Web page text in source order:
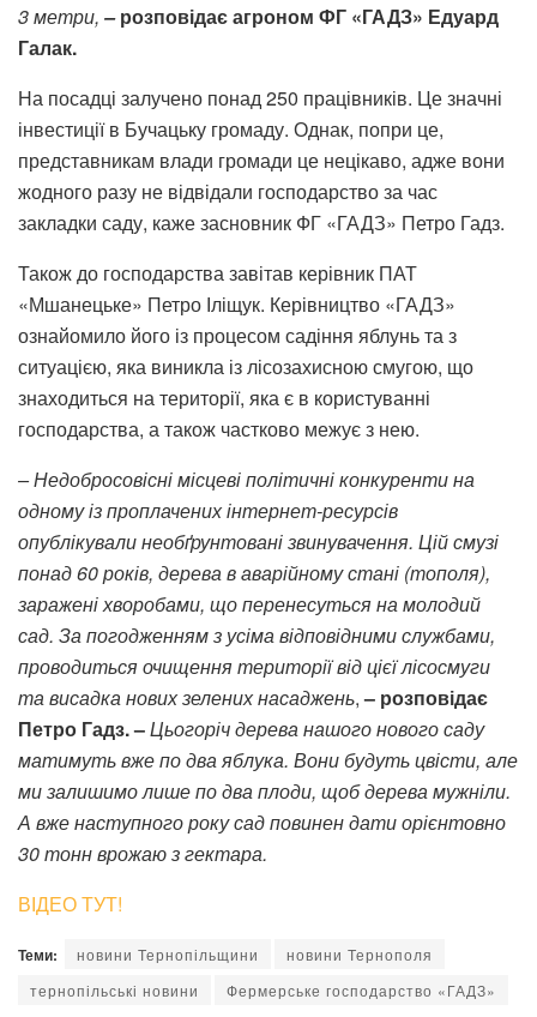
3 метри, –розповідає агроном ФГ «ГАДЗ» Едуард
Галак.
На посадці залучено понад 250 працівників. Це значні
інвестиції в Бучацьку громаду. Однак, попри це,
представникам влади громади це нецікаво, адже вони
жодного разу не відвідали господарство за час
закладки саду, каже засновник ФГ «ГАДЗ» Петро Гадз.
Також до господарства завітав керівник ПАТ
«Мшанецьке» Петро Іліщук. Керівництво «ГАДЗ»
ознайомило його із процесом садіння яблунь та з
ситуацією, яка виникла із лісозахисною смугою, що
знаходиться на території, яка є в користуванні
господарства, а також частково межує з нею.
– Недобросовісні місцеві політичні конкуренти на
одному із проплачених інтернет-ресурсів
опублікували необґрунтовані звинувачення. Цій смузі
понад 60 років, дерева в аварійному стані (тополя),
заражені хворобами, що перенесуться на молодий
сад. За погодженням з усіма відповідними службами,
проводиться очищення території від цієї лісосмуги
та висадка нових зелених насаджень,– розповідає
Петро Гадз. –Цьогоріч дерева нашого нового саду
матимуть вже по два яблука. Вони будуть цвісти, але
ми залишимо лише по два плоди, щоб дерева мужніли.
А вже наступного року сад повинен дати орієнтовно
30 тонн врожаю з гектара.
ВІДЕО ТУТ!
Теми: новини Тернопільщини
новини Тернополя
тернопільські новини
Фермерське господарство «ГАДЗ»